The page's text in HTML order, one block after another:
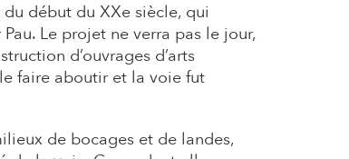
début du XXe siècle, qui
Le projet ne verra pas le jour,
d’ouvrages d’arts
faire aboutir et la voie fut
de bocages et de landes,